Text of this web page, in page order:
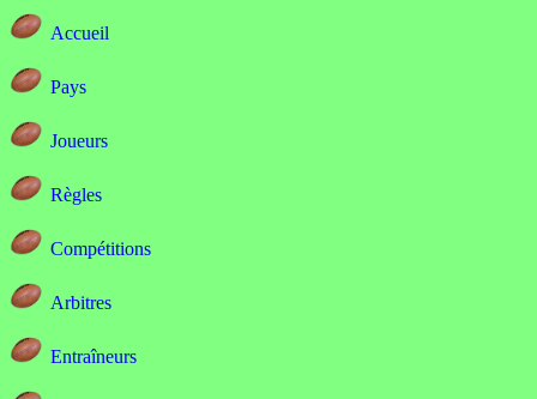
Accueil
Pays
Joueurs
Règles
Compétitions
Arbitres
Entraîneurs